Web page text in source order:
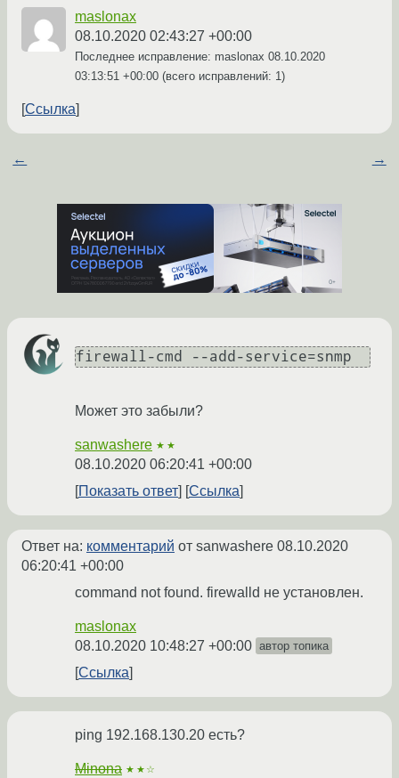
maslonax
08.10.2020 02:43:27 +00:00
Последнее исправление: maslonax 08.10.2020
03:13:51 +00:00 (всего исправлений: 1)
Ссылка
← →
firewall-cmd --add-service=snmp
Может это забыли?
sanwashere ★★
08.10.2020 06:20:41 +00:00
Показать ответ
Ссылка
Ответ на: комментарий от sanwashere 08.10.2020
06:20:41 +00:00
command not found. firewalld не установлен.
maslonax
08.10.2020 10:48:27 +00:00 автор топика
Ссылка
ping 192.168.130.20 есть?
Minona ★★☆